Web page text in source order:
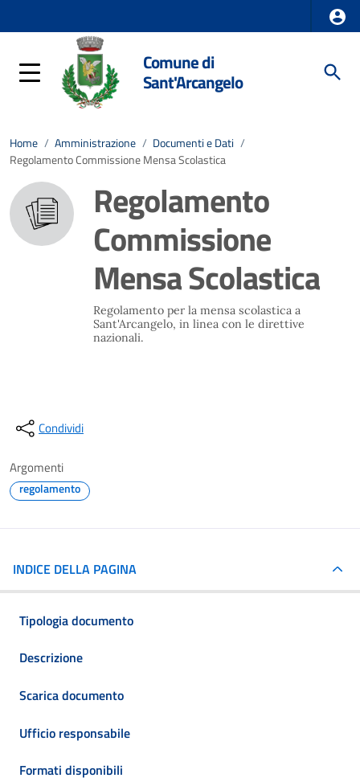
Comune di
Sant'Arcangelo
Home / Amministrazione / Documenti e Dati /
Regolamento Commissione Mensa Scolastica
Regolamento
Commissione
Mensa Scolastica
Regolamento per la mensa scolastica a
Sant'Arcangelo, in linea con le direttive
nazionali.
Condividi
Argomenti
regolamento
INDICE DELLA PAGINA
Tipologia documento
Descrizione
Scarica documento
Ufficio responsabile
Formati disponibili